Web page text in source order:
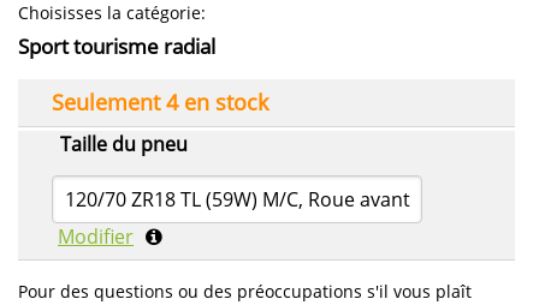
Choisisses la catégorie:
Sport tourisme radial
Taille du pneu
120/70 ZR18 TL (59W) M/C, Roue avant
Modifier
Seulement 4 en stock
Pour des questions ou des préoccupations s'il vous plaît